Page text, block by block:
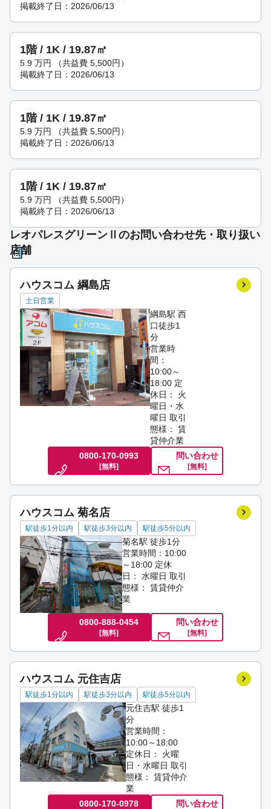
掲載終了日：2026/06/13
1階 / 1K / 19.87㎡
5.9 万円 （共益費 5,500円）
掲載終了日：2026/06/13
1階 / 1K / 19.87㎡
5.9 万円 （共益費 5,500円）
掲載終了日：2026/06/13
1階 / 1K / 19.87㎡
5.9 万円 （共益費 5,500円）
掲載終了日：2026/06/13
レオパレスグリーンⅡのお問い合わせ先・取り扱い
店舗
ハウスコム 綱島店
土日営業
綱島駅 西
口徒歩1
分
営業時
間：
10:00～
18:00 定
休日： 火
曜日・水
曜日取引
態様： 賃
貸仲介業
0800-170-0993
[無料]
問い合わせ
[無料]
ハウスコム 菊名店
駅徒歩1分以内 駅徒歩3分以内 駅徒歩5分以内
菊名駅 徒歩1分
営業時間：10:00
～18:00 定休
日： 水曜日取引
態様： 賃貸仲介
業
0800-888-0454
[無料]
問い合わせ
[無料]
ハウスコム 元住吉店
駅徒歩1分以内 駅徒歩3分以内 駅徒歩5分以内
元住吉駅 徒歩1
分
営業時間：
10:00～18:00
定休日： 火曜
日・水曜日 取引
態様： 賃貸仲介
業
0800-170-0978
問い合わせ